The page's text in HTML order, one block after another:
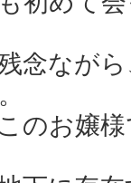
念ながら
のお嬢様